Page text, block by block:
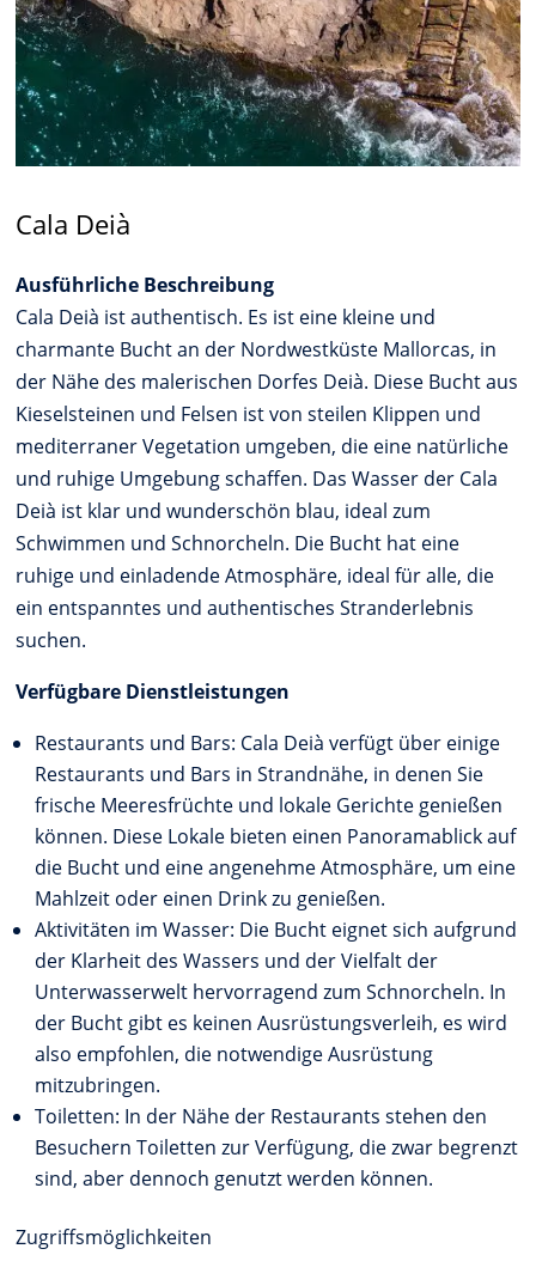
Cala Deià
Ausführliche Beschreibung
Cala Deià ist authentisch. Es ist eine kleine und
charmante Bucht an der Nordwestküste Mallorcas, in
der Nähe des malerischen Dorfes Deià. Diese Bucht aus
Kieselsteinen und Felsen ist von steilen Klippen und
mediterraner Vegetation umgeben, die eine natürliche
und ruhige Umgebung schaffen. Das Wasser der Cala
Deià ist klar und wunderschön blau, ideal zum
Schwimmen und Schnorcheln. Die Bucht hat eine
ruhige und einladende Atmosphäre, ideal für alle, die
ein entspanntes und authentisches Stranderlebnis
suchen.
Verfügbare Dienstleistungen
Restaurants und Bars: Cala Deià verfügt über einige
Restaurants und Bars in Strandnähe, in denen Sie
frische Meeresfrüchte und lokale Gerichte genießen
können. Diese Lokale bieten einen Panoramablick auf
die Bucht und eine angenehme Atmosphäre, um eine
Mahlzeit oder einen Drink zu genießen.
Aktivitäten im Wasser: Die Bucht eignet sich aufgrund
der Klarheit des Wassers und der Vielfalt der
Unterwasserwelt hervorragend zum Schnorcheln. In
der Bucht gibt es keinen Ausrüstungsverleih, es wird
also empfohlen, die notwendige Ausrüstung
mitzubringen.
Toiletten: In der Nähe der Restaurants stehen den
Besuchern Toiletten zur Verfügung, die zwar begrenzt
sind, aber dennoch genutzt werden können.
Zugriffsmöglichkeiten